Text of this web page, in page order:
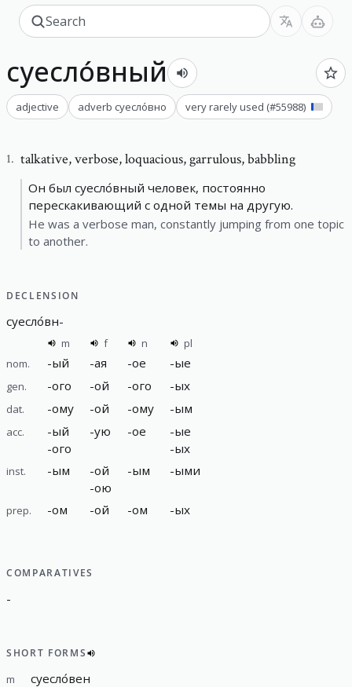
суесло́вный
adjective adverb суесло́вно very rarely used (#55988)
1. talkative,verbose, loquacious, garrulous, babbling
Он был суесло́вный человек, постоянно
перескакивающий с одной темы на другую.
He was a verbose man, constantly jumping from one topic
to another.
DECLENSION
суесло́вн-
m f n
pl
nom.
-ый -ая -ое -ые
gen. -ого -ой -ого -ых
dat. -ому -ой -ому -ым
acc. -ый
-ого
-ую -ое -ые
-ых
inst. -ым -ой
-ою
-ым -ыми
prep. -ом -ой -ом -ых
COMPARATIVES
-
SHORT FORMS
m суесло́вен